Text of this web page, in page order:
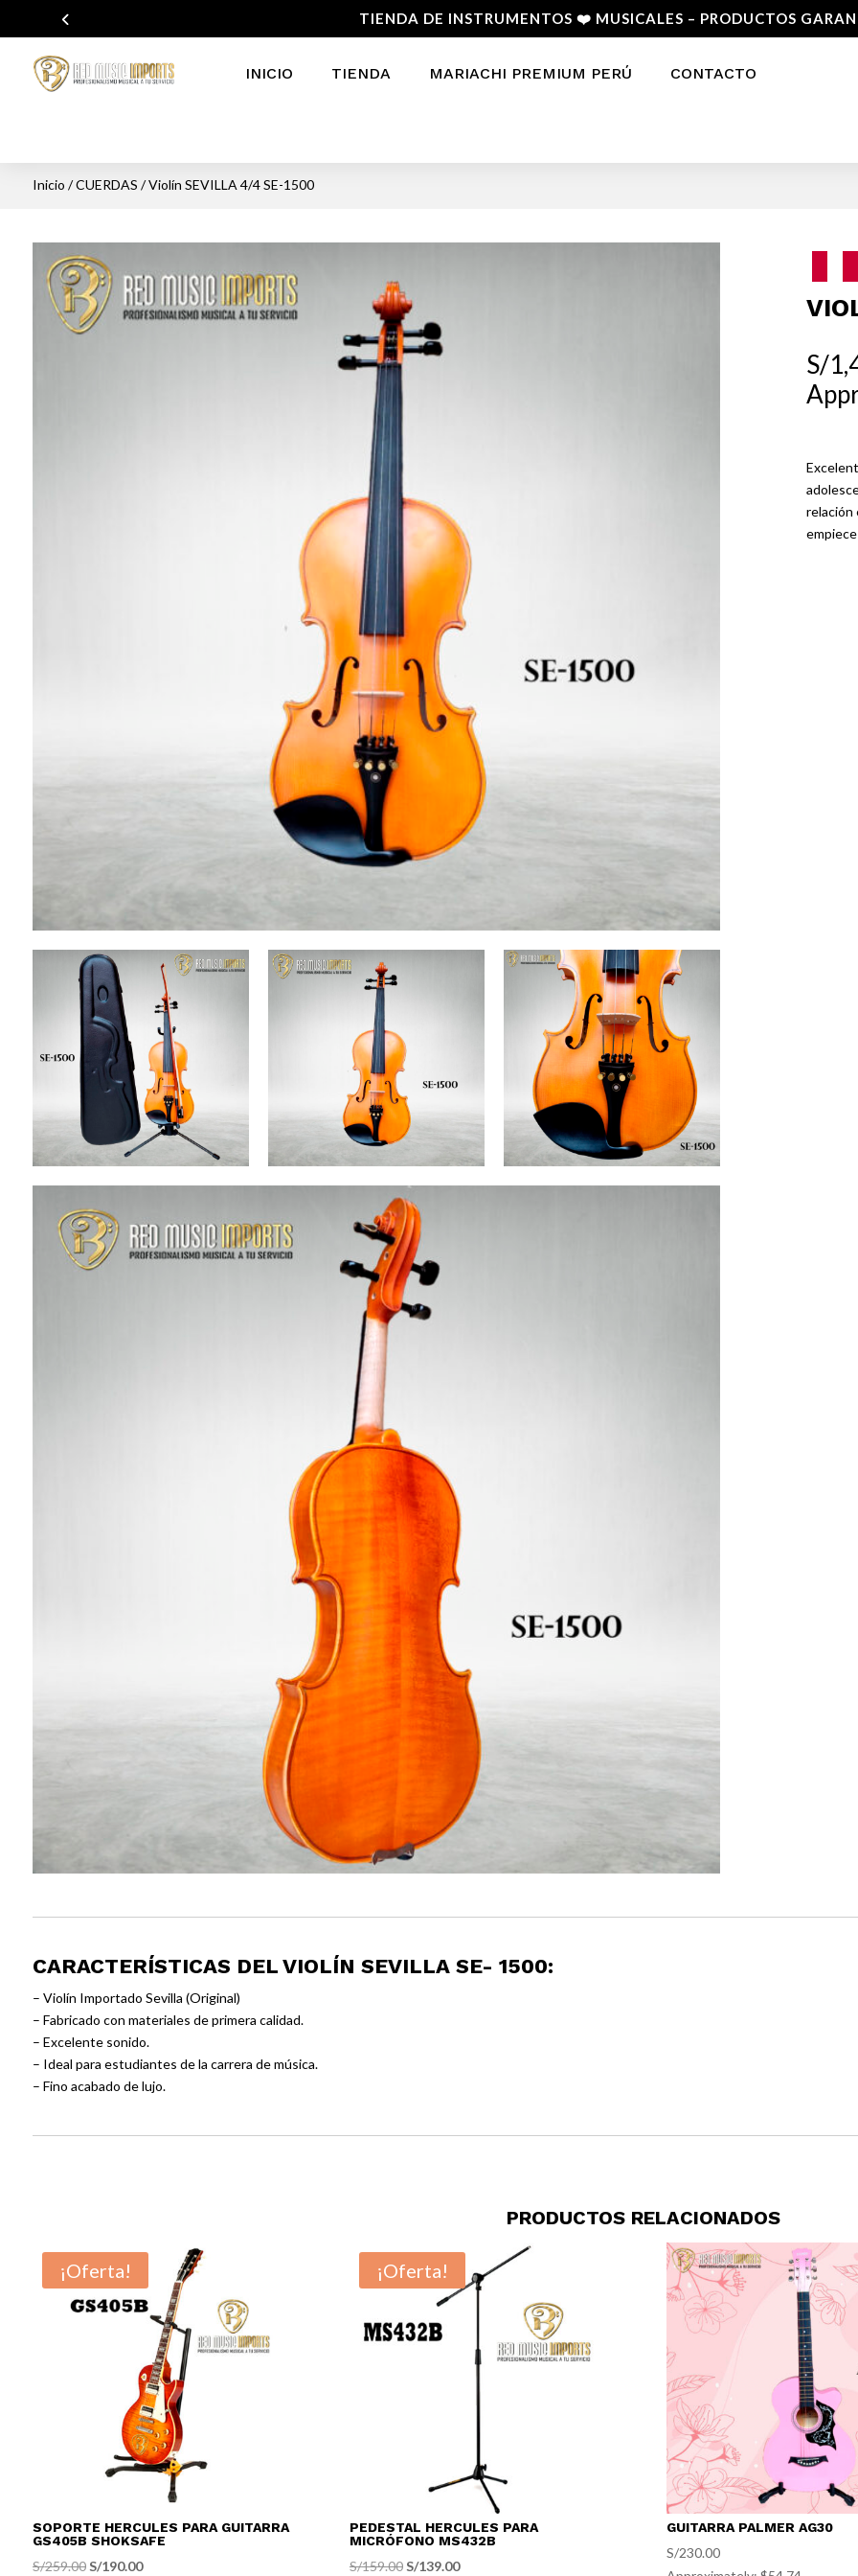
TIENDA DE INSTRUMENTOS ❤️ MUSICALES – PRODUCTOS
INICIO TIENDA MARIACHI PREMIUM PERÚ CONTACTO
Inicio /CUERDAS / Violín SEVILLA 4/4 SE-1500
S/
relación
CARACTERÍSTICAS DEL VIOLÍN SEVILLA SE- 1500:
– Violín Importado Sevilla (Original)
– Fabricado con materiales de primera calidad.
– Excelente sonido.
– Ideal para estudiantes de la carrera de música.
– Fino acabado de lujo.
PRODUCTOS RELACIONADOS
¡Oferta!
SOPORTE HERCULES PARA GUITARRA
GS405B SHOKSAFE
S/259.00 El
S/190.00El
¡Oferta!
PEDESTAL HERCULES PARA
MICRÓFONO MS432B
S/159.00 El
S/139.00El
GUITARRA PALMER AG30
S/230.00